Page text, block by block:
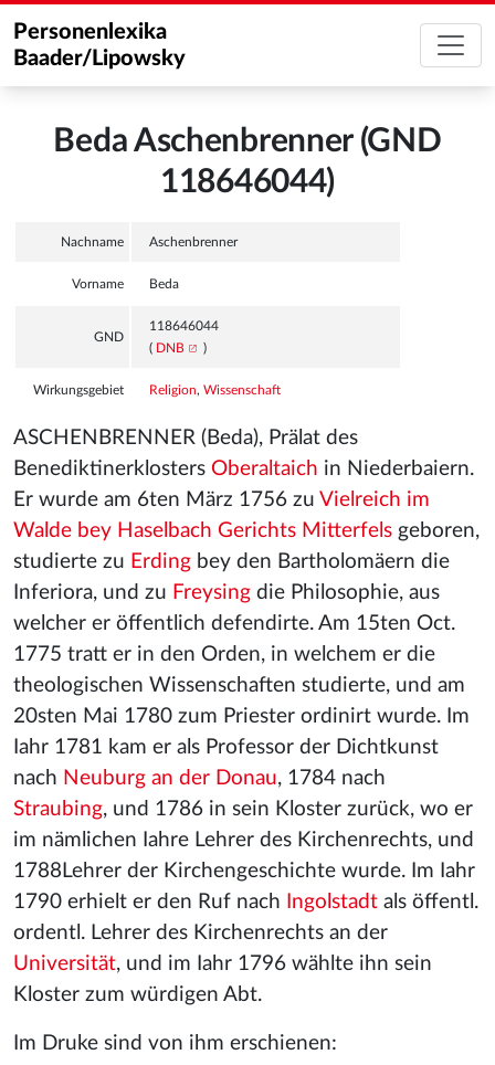
Personenlexika
Baader/Lipowsky
Beda Aschenbrenner (GND
118646044)
Nachname Aschenbrenner
Vorname Beda
GND
118646044
( DNB )
Wirkungsgebiet Religion, Wissenschaft
ASCHENBRENNER (Beda), Prälat des
Benediktinerklosters Oberaltaich in Niederbaiern.
Er wurde am 6ten März 1756 zu Vielreich im
Walde bey Haselbach Gerichts Mitterfels geboren,
studierte zu Erding bey den Bartholomäern die
Inferiora, und zu Freysing die Philosophie, aus
welcher er öffentlich defendirte. Am 15ten Oct.
1775 tratt er in den Orden, in welchem er die
theologischen Wissenschaften studierte, und am
20sten Mai 1780 zum Priester ordinirt wurde. Im
Iahr 1781 kam er als Professor der Dichtkunst
nach Neuburg an der Donau, 1784 nach
Straubing, und 1786 in sein Kloster zurück, wo er
im nämlichen Iahre Lehrer des Kirchenrechts, und
1788Lehrer der Kirchengeschichte wurde. Im Iahr
1790 erhielt er den Ruf nach
Ingolstadt als öffentl.
ordentl. Lehrer des Kirchenrechts an der
Universität, und im Iahr 1796 wählte ihn sein
Kloster zum würdigen Abt.
Im Druke sind von ihm erschienen: